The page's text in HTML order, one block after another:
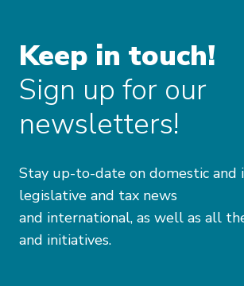
Keep in touch!
Sign up for our
newsletters!
Stay up-to-date on domestic and
legislative and tax news
and international, as well as all
and initiatives.